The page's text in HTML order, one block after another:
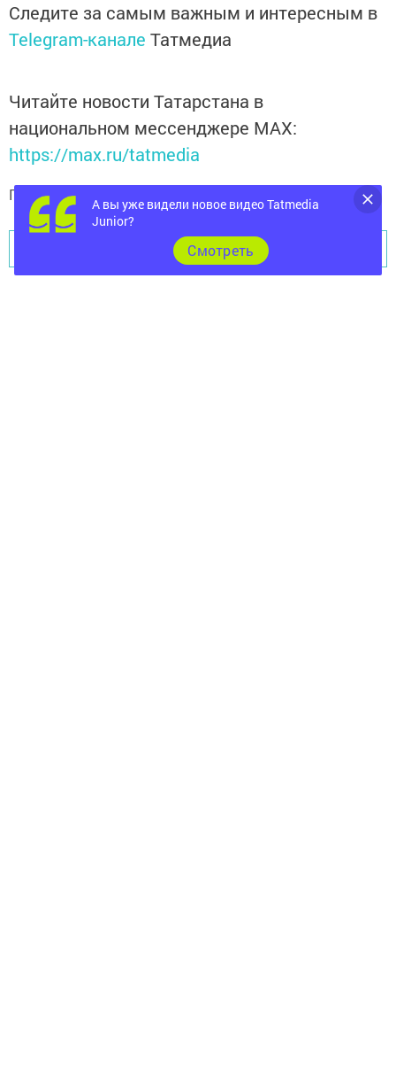
Следите за самым важным и интересным в
Telegram-канале Татмедиа
Читайте новости Татарстана в
национальном мессенджере MАХ:
https://max.ru/tatmedia
Подписывайтесь на телеграм-канал "Бавлы-информ"
Перейти на страницу новости
А вы уже видели новое видео Tatmedia
Junior?
Cмотреть